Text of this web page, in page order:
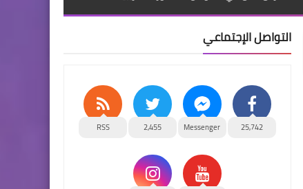
التواصل الإجتماعي
25,742
Messenger
2,455
RSS